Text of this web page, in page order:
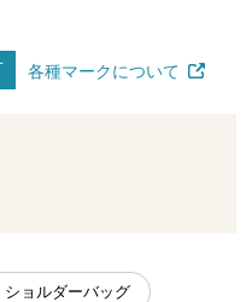
各種マークについて
ショルダーバッグ